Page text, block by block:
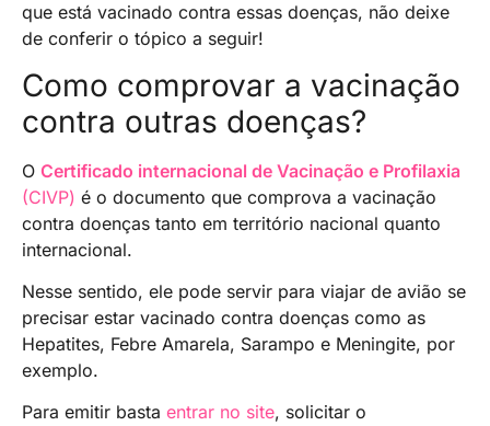
que está vacinado contra essas doenças, não deixe
de conferir o tópico a seguir!
Como comprovar a vacinação
contra outras doenças?
O Certificado internacional de Vacinação e Profilaxia
(CIVP) é o documento que comprova a vacinação
contra doenças tanto em território nacional quanto
internacional.
Nesse sentido, ele pode servir para viajar de avião se
precisar estar vacinado contra doenças como as
Hepatites, Febre Amarela, Sarampo e Meningite, por
exemplo.
Para emitir basta entrar no site, solicitar o